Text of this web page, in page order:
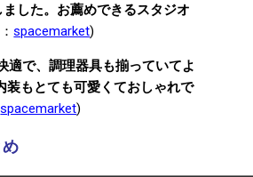
した。お薦めできるスタジオ
spacemarket)
適で、調理器具も揃っていてよ
装もとても可愛くておしゃれで
spacemarket)